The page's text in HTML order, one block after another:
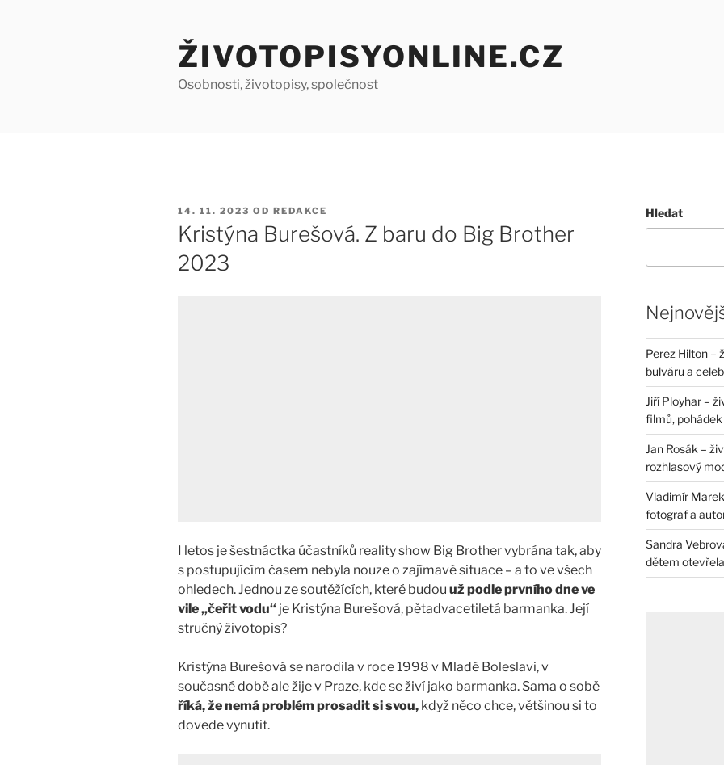
ŽIVOTOPISYONLINE.CZ
Osobnosti, životopisy, společnost
PUBLIKOVÁNO
14. 11. 2023 OD REDAKCE
Kristýna Burešová. Z baru do Big Brother
2023
I letos je šestnáctka účastníků reality show Big Brother vybrána tak, aby
s postupujícím časem nebyla nouze o zajímavé situace – a to ve všech
ohledech. Jednou ze soutěžících, které budou už podle prvního dne ve
vile „čeřit vodu“ je Kristýna Burešová, pětadvacetiletá barmanka. Její
stručný životopis?
Kristýna Burešová se narodila v roce 1998 v Mladé Boleslavi, v
současné době ale žije v Praze, kde se živí jako barmanka. Sama o sobě
říká, že nemá problém prosadit si svou, když něco chce, většinou si to
dovede vynutit.
Hledat
Perez Hilton –
bulváru a
Jiří Ployhar –
filmů, pohádek
Jan Rosák –
rozhlasový
Vladimír
fotograf a
Sandra
dětem